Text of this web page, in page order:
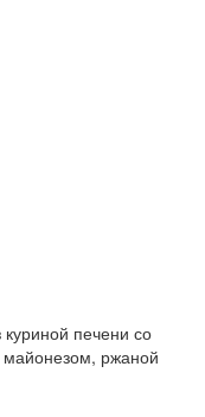
печени со
майонезом, ржаной